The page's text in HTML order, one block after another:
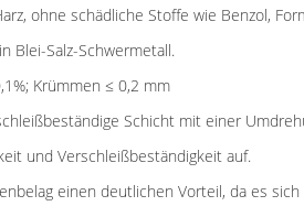
ohne schädliche Stoffe wie Benzol,
Blei-Salz-Schwermetall.
Krümmen ≤ 0,2 mm
Schicht mit einer
und Verschleißbeständigkeit auf.
einen deutlichen Vorteil, da es